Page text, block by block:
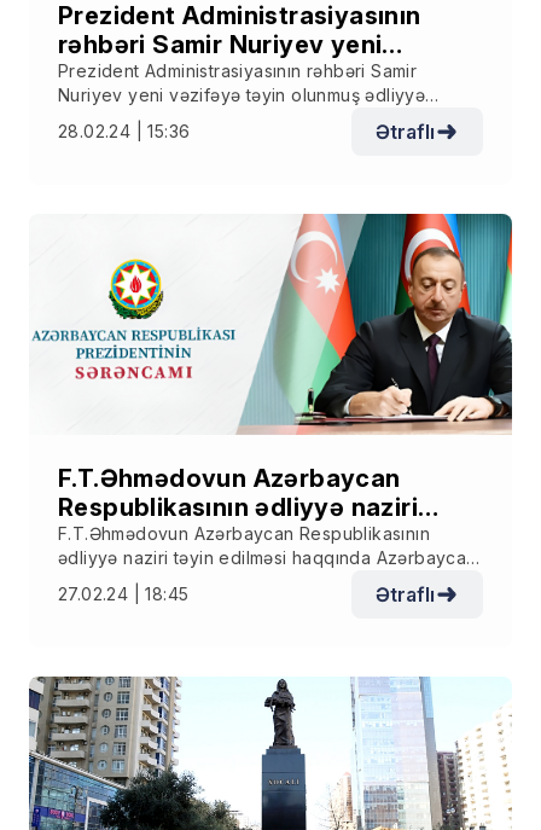
Prezident Administrasiyasının
rəhbəri Samir Nuriyev yeni
vəzifəyə təyin olunmuş ədliyyə
nazirini kollektivə təqdim edib
Prezident Administrasiyasının rəhbəri Samir
Nuriyev yeni vəzifəyə təyin olunmuş ədliyyə
nazirini kollektivə təqdim edib
28.02.24 | 15:36 Ətraflı
F.T.Əhmədovun Azərbaycan
Respublikasının ədliyyə naziri
təyin edilməsi haqqında
Azərbaycan Respublikası
Prezidentinin Sərəncamı
F.T.Əhmədovun Azərbaycan Respublikasının
ədliyyə naziri təyin edilməsi haqqında Azərbaycan
Respublikası Prezidentinin Sərəncamı
27.02.24 | 18:45 Ətraflı